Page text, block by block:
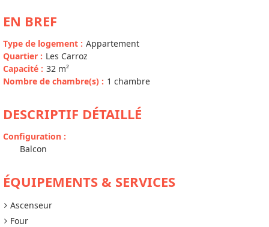
EN BREF
Type de logement : Appartement
Quartier : Les Carroz
Capacité : 32 m²
Nombre de chambre(s) : 1 chambre
DESCRIPTIF DÉTAILLÉ
Configuration :
Balcon
ÉQUIPEMENTS & SERVICES
Ascenseur
Four